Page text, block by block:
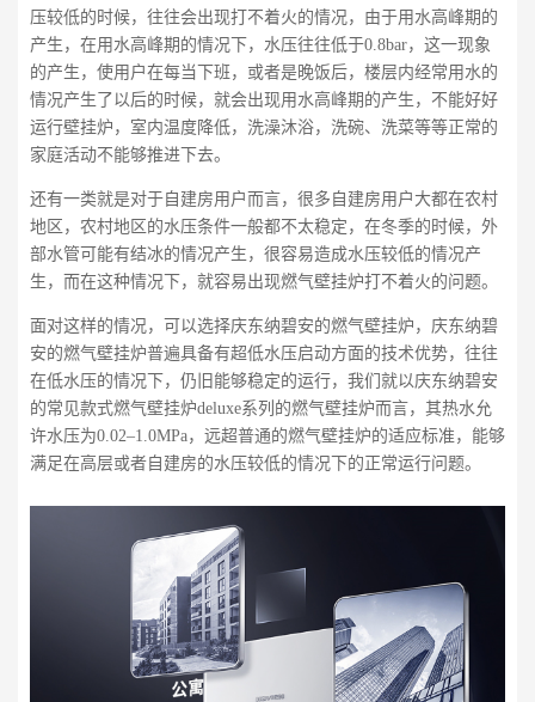
压较低的时候，往往会出现打不着火的情况，由于用水高峰期的
产生，在用水高峰期的情况下，水压往往低于0.8bar，这一现象
的产生，使用户在每当下班，或者是晚饭后，楼层内经常用水的
情况产生了以后的时候，就会出现用水高峰期的产生，不能好好
运行壁挂炉，室内温度降低，洗澡沐浴，洗碗、洗菜等等正常的
家庭活动不能够推进下去。
还有一类就是对于自建房用户而言，很多自建房用户大都在农村
地区，农村地区的水压条件一般都不太稳定，在冬季的时候，外
部水管可能有结冰的情况产生，很容易造成水压较低的情况产
生，而在这种情况下，就容易出现燃气壁挂炉打不着火的问题。
面对这样的情况，可以选择庆东纳碧安的燃气壁挂炉，庆东纳碧
安的燃气壁挂炉普遍具备有超低水压启动方面的技术优势，往往
在低水压的情况下，仍旧能够稳定的运行，我们就以庆东纳碧安
的常见款式燃气壁挂炉deluxe系列的燃气壁挂炉而言，其热水允
许水压为0.02–1.0MPa，远超普通的燃气壁挂炉的适应标准，能够
满足在高层或者自建房的水压较低的情况下的正常运行问题。